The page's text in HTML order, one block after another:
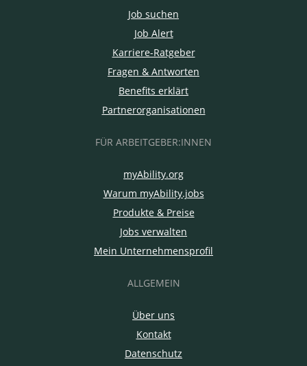
Job suchen
Job Alert
Karriere-Ratgeber
Fragen & Antworten
Benefits erklärt
Partnerorganisationen
FÜR ARBEITGEBER:INNEN
myAbility.org
Warum myAbility.jobs
Produkte & Preise
Jobs verwalten
Mein Unternehmensprofil
ALLGEMEIN
Über uns
Kontakt
Datenschutz